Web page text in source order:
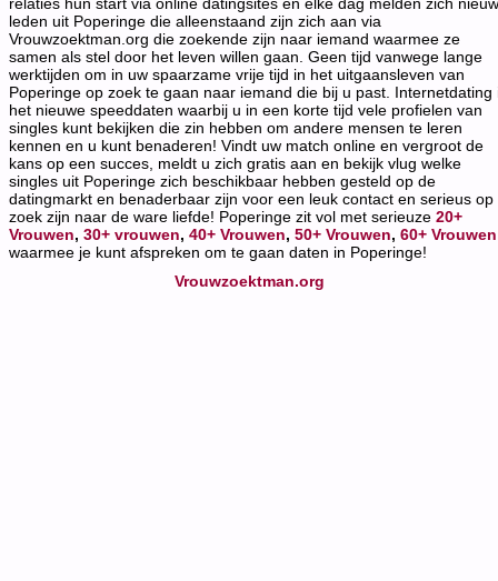
leden uit Poperinge die alleenstaand zijn zich aan via
Vrouwzoektman.org die zoekende zijn naar iemand waarmee ze
samen als stel door het leven willen gaan. Geen tijd vanwege lange
werktijden om in uw spaarzame vrije tijd in het uitgaansleven van
Poperinge op zoek te gaan naar iemand die bij u past. Internetdating
het nieuwe speeddaten waarbij u in een korte tijd vele profielen van
singles kunt bekijken die zin hebben om andere mensen te leren
kennen en u kunt benaderen! Vindt uw match online en vergroot de
kans op een succes, meldt u zich gratis aan en bekijk vlug welke
singles uit Poperinge zich beschikbaar hebben gesteld op de
datingmarkt en benaderbaar zijn voor een leuk contact en serieus op
zoek zijn naar de ware liefde! Poperinge zit vol met serieuze 20+
Vrouwen, 30+ vrouwen, 40+ Vrouwen, 50+ Vrouwen, 60+ Vrouwen
waarmee je kunt afspreken om te gaan daten in Poperinge!
Vrouwzoektman.org